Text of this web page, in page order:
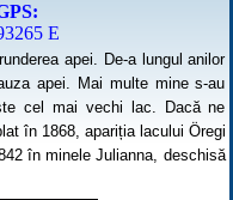
E
apei. De-a lungul anilor
apei. Mai multe mine s-au
cel mai vechi lac. Dacă ne
în 1868, apariția lacului Öregi
în minele Julianna, deschisă